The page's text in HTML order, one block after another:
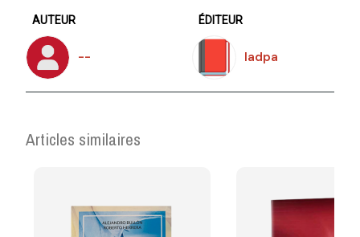
AUTEUR
--
ÉDITEUR
Iadpa
Articles similaires